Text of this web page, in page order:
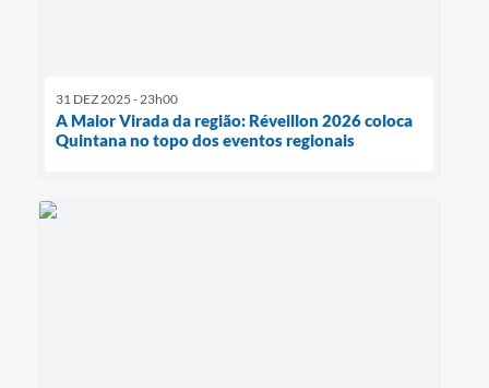
31 DEZ 2025 - 23h00
A Maior Virada da região: Réveillon 2026 coloca
Quintana no topo dos eventos regionais